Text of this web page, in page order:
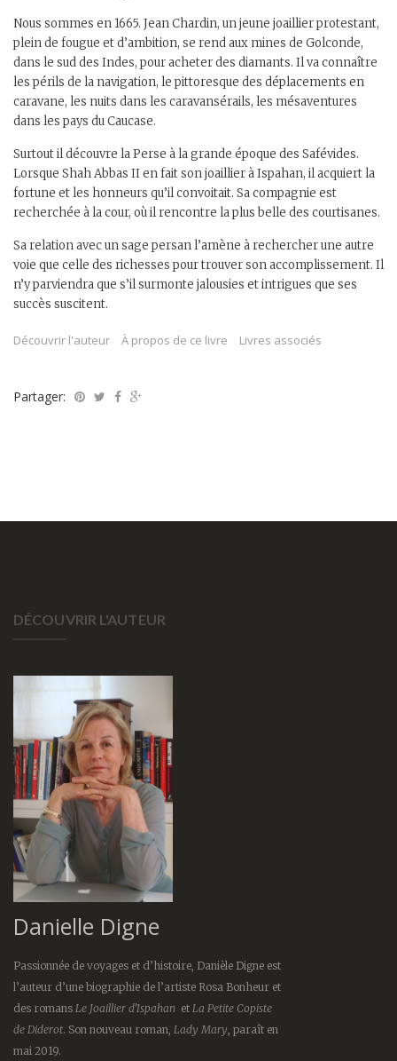
Nous sommes en 1665. Jean Chardin, un jeune joaillier protestant,
plein de fougue et d’ambition, se rend aux mines de Golconde,
dans le sud des Indes, pour acheter des diamants. Il va connaître
les périls de la navigation, le pittoresque des déplacements en
caravane, les nuits dans les caravansérails, les mésaventures
dans les pays du Caucase.
Surtout il découvre la Perse à la grande époque des Safévides.
Lorsque Shah Abbas II en fait son joaillier à Ispahan, il acquiert la
fortune et les honneurs qu’il convoitait. Sa compagnie est
recherchée à la cour, où il rencontre la plus belle des courtisanes.
Sa relation avec un sage persan l’amène à rechercher une autre
voie que celle des richesses pour trouver son accomplissement. Il
n’y parviendra que s’il surmonte jalousies et intrigues que ses
succès suscitent.
Découvrir l'auteur À propos de ce livre Livres associés
Partager:
DÉCOUVRIR L'AUTEUR
Danielle Digne
Passionnée de voyages et d’histoire, Danièle Digne est
l’auteur d’une biographie de l’artiste Rosa Bonheur et
des romans Le Joaillier d’Ispahan et La Petite Copiste
de Diderot. Son nouveau roman, Lady Mary , paraît en
mai 2019.